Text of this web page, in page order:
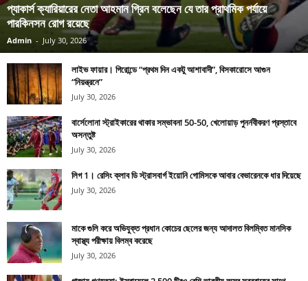
প্যাকার্স ক্যারিয়ারের নেতা আহমান গ্রিন বলেছেন যে তার প্রাথমিক পর্যায়ে
পারকিনসন রোগ রয়েছে
Admin - July 30, 2026
লাইভ ফায়ার। গিরোন্ডে “প্রথম দিন একটু আশাবাদী”, বিসকারোসে আগুন
“নিয়ন্ত্রনে”
July 30, 2026
বার্সেলোনা স্ট্রাইকারের থাকার সম্ভাবনা 50-50, খেলোয়াড় পুনর্নবীকরণ প্রস্তাবে
অসন্তুষ্ট
July 30, 2026
লিগ 1। রেসিং ক্লাব ডি স্ট্রাসবার্গ ইয়োনি গোমিসকে আবার বেভারেনকে ধার দিয়েছে
July 30, 2026
মাকে গুলি করে অভিযুক্ত প্রধান কোচের ছেলের জন্য আদালত বিলম্বিত মানসিক
স্বাস্থ্য পরীক্ষায় বিলম্ব করেছে
July 30, 2026